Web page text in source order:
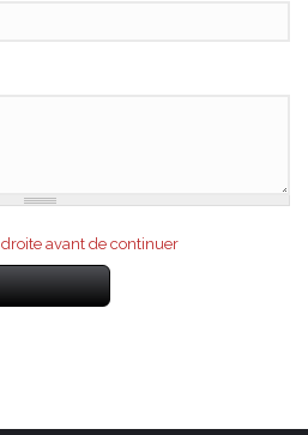
droite avant de continuer